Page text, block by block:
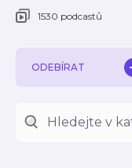
1530 podcastů
ODEBÍRAT